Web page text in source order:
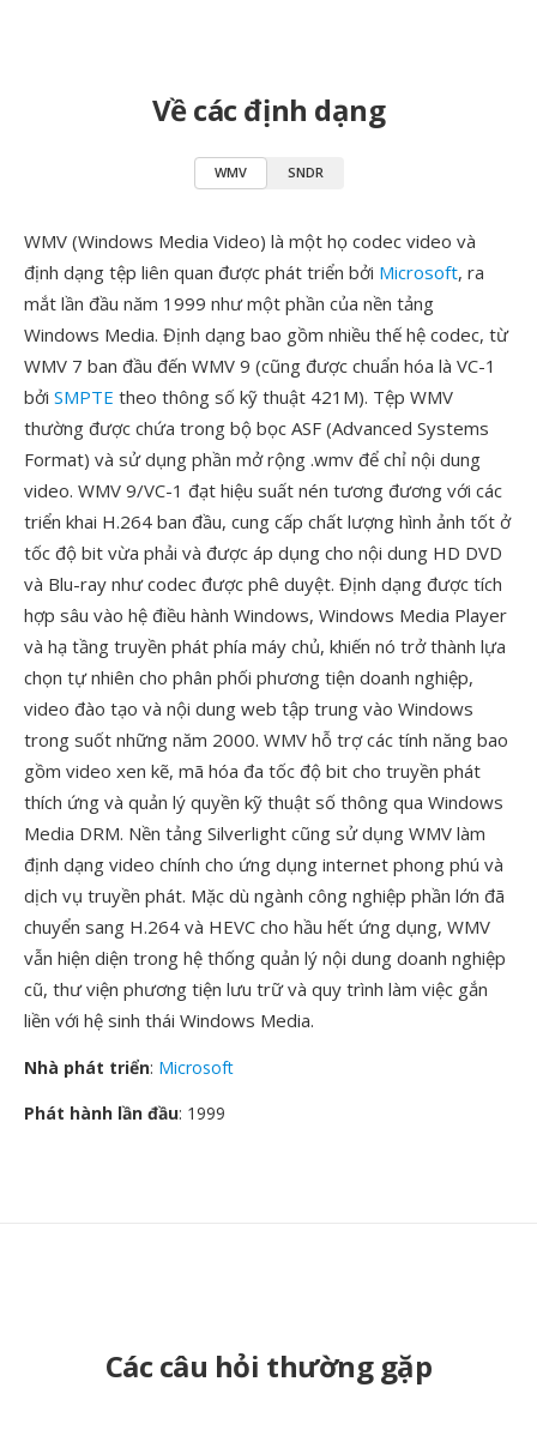
Về các định dạng
WMV SNDR
WMV (Windows Media Video) là một họ codec video và
định dạng tệp liên quan được phát triển bởi Microsoft, ra
mắt lần đầu năm 1999 như một phần của nền tảng
Windows Media. Định dạng bao gồm nhiều thế hệ codec, từ
WMV 7 ban đầu đến WMV 9 (cũng được chuẩn hóa là VC-1
bởi SMPTE theo thông số kỹ thuật 421M). Tệp WMV
thường được chứa trong bộ bọc ASF (Advanced Systems
Format) và sử dụng phần mở rộng .wmv để chỉ nội dung
video. WMV 9/VC-1 đạt hiệu suất nén tương đương với các
triển khai H.264 ban đầu, cung cấp chất lượng hình ảnh tốt ở
tốc độ bit vừa phải và được áp dụng cho nội dung HD DVD
và Blu-ray như codec được phê duyệt. Định dạng được tích
hợp sâu vào hệ điều hành Windows, Windows Media Player
và hạ tầng truyền phát phía máy chủ, khiến nó trở thành lựa
chọn tự nhiên cho phân phối phương tiện doanh nghiệp,
video đào tạo và nội dung web tập trung vào Windows
trong suốt những năm 2000. WMV hỗ trợ các tính năng bao
gồm video xen kẽ, mã hóa đa tốc độ bit cho truyền phát
thích ứng và quản lý quyền kỹ thuật số thông qua Windows
Media DRM. Nền tảng Silverlight cũng sử dụng WMV làm
định dạng video chính cho ứng dụng internet phong phú và
dịch vụ truyền phát. Mặc dù ngành công nghiệp phần lớn đã
chuyển sang H.264 và HEVC cho hầu hết ứng dụng, WMV
vẫn hiện diện trong hệ thống quản lý nội dung doanh nghiệp
cũ, thư viện phương tiện lưu trữ và quy trình làm việc gắn
liền với hệ sinh thái Windows Media.
Nhà phát triển: Microsoft
Phát hành lần đầu: 1999
Các câu hỏi thường gặp